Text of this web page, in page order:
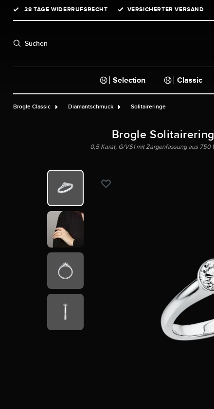
Zur Hauptnavigation springen
28 TAGE WIDERRUFSRECHT VERSICHERTER VERSAND
Suchen
Selection Classic
Brogle Classic Diamantschmuck Solitaireringe
Brogle
0,5 Karat, G/VS1 mit Zargenfassung aus